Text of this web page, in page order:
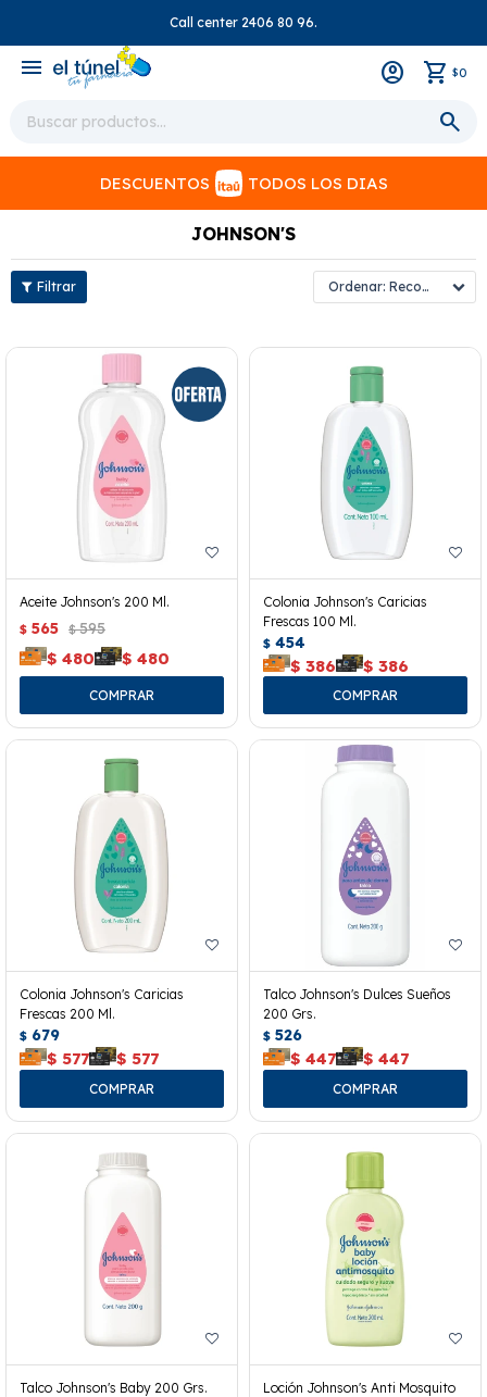
Call center 2406 80 96.
menu $0
DESCUENTOS TODOS LOS DIAS
JOHNSON'S
Recomendados
Aceite Johnson's 200 Ml.
$ 565 $ 595
$ 480 $ 480
Colonia Johnson's Caricias
Frescas 100 Ml.
$ 454
$ 386 $ 386
Colonia Johnson's Caricias
Frescas 200 Ml.
$ 679
$ 577 $ 577
Talco Johnson's Dulces Sueños
200 Grs.
$ 526
$ 447 $ 447
Talco Johnson's Baby 200 Grs.
Loción Johnson's Anti Mosquito
close